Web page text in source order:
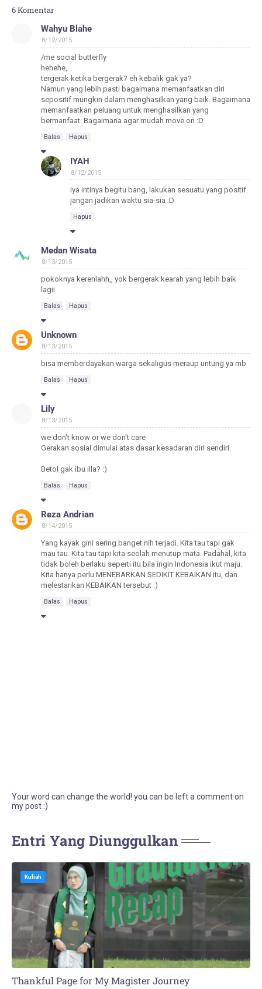
6 Komentar
Wahyu Blahe
8/12/2015
/me social butterfly
hehehe,
tergerak ketika bergerak? eh kebalik gak ya?
Namun yang lebih pasti bagaimana memanfaatkan diri
sepositif mungkin dalam menghasilkan yang baik. Bagaimana
memanfaatkan peluang untuk menghasilkan yang
bermanfaat. Bagaimana agar mudah move on :D
Balas Hapus
IYAH
8/12/2015
iya intinya begitu bang, lakukan sesuatu yang positif.
jangan jadikan waktu sia-sia :D
Hapus
Medan Wisata
8/13/2015
pokoknya kerenlahh,, yok bergerak kearah yang lebih baik
lagii
Balas Hapus
Unknown
8/13/2015
bisa memberdayakan warga sekaligus meraup untung ya mb
Balas Hapus
Lily
8/13/2015
we don't know or we don't care
Gerakan sosial dimulai atas dasar kesadaran diri sendiri.
Betol gak ibu illa? :)
Balas Hapus
Reza Andrian
8/14/2015
Yang kayak gini sering banget nih terjadi. Kita tau tapi gak
mau tau. Kita tau tapi kita seolah menutup mata. Padahal, kita
tidak boleh berlaku seperti itu bila ingin Indonesia ikut maju.
Kita hanya perlu MENEBARKAN SEDIKIT KEBAIKAN itu, dan
melestarikan KEBAIKAN tersebut :)
Balas Hapus
Your word can change the world! you can be left a comment on
my post :)
Entri Yang Diunggulkan
Kuliah
Thankful Page for My Magister Journey